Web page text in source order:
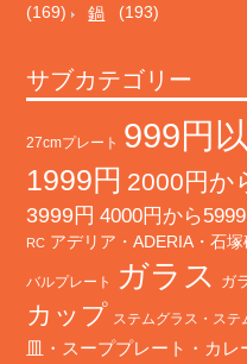
(169) 鍋 (193)
サブカテゴリー
27cmプレート 999円
1999円 2000円か
3999円 4000円から5999
RC アデリア・ADERIA・石
バルプレート ガラス ガ
カップ ステムグラス・ステ
皿・スーププレート・カレ